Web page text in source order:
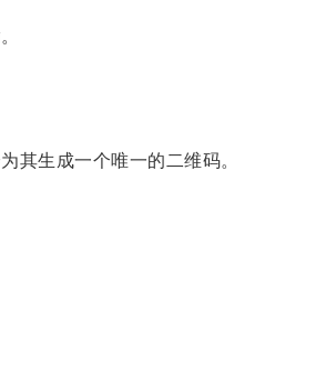
生成一个唯一的二维码。